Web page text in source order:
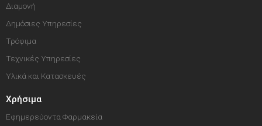
Διαμονή
Δημόσιες Υπηρεσίες
Τρόφιμα
Τεχνικές Υπηρεσίες
Υλικά και Κατασκευές
Χρήσιμα
Εφημερεύοντα Φαρμακεία